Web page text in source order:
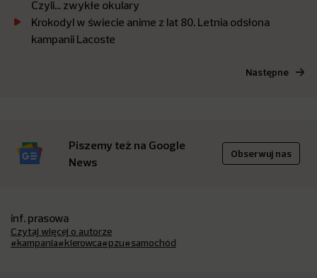
Czyli… zwykłe okulary
Krokodyl w świecie anime z lat 80. Letnia odsłona
kampanii Lacoste
Następne
Piszemy też na Google
News
Obserwuj nas
inf. prasowa
Czytaj więcej o autorze
#kampania#kierowca#pzu#samochód